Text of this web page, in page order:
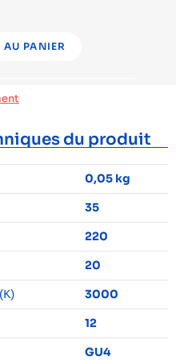
AU PANIER
du produit
0,05 kg
35
220
20
3000
12
GU4